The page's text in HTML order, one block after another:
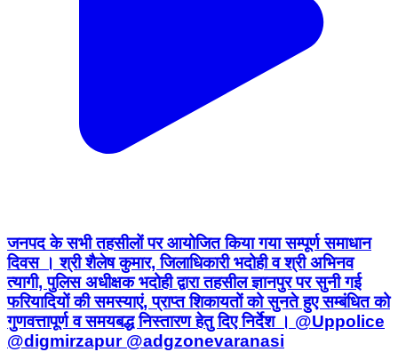
जनपद के सभी तहसीलों पर आयोजित किया गया सम्पूर्ण समाधान
दिवस । श्री शैलेष कुमार, जिलाधिकारी भदोही व श्री अभिनव
त्यागी, पुलिस अधीक्षक भदोही द्वारा तहसील ज्ञानपुर पर सुनी गई
फरियादियों की समस्याएं, प्राप्त शिकायतों को सुनते हुए सम्बंधित को
गुणवत्तापूर्ण व समयबद्ध निस्तारण हेतु दिए निर्देश । @Uppolice
@digmirzapur @adgzonevaranasi